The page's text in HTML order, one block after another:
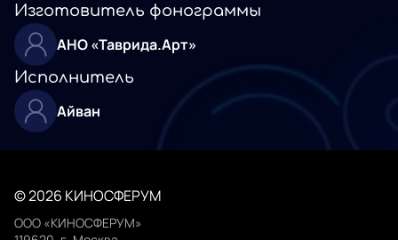
Изготовитель фонограммы
АНО «Таврида.Арт»
Исполнитель
Айван
© 2026 КИНОСФЕРУМ
ООО «КИНОСФЕРУМ»